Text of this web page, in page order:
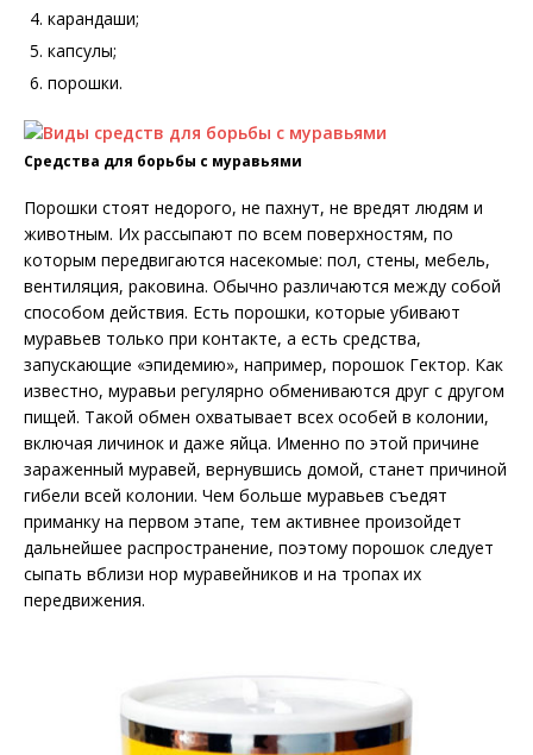
карандаши;
капсулы;
порошки.
Средства для борьбы с муравьями
Порошки стоят недорого, не пахнут, не вредят людям и
животным. Их рассыпают по всем поверхностям, по
которым передвигаются насекомые: пол, стены, мебель,
вентиляция, раковина. Обычно различаются между собой
способом действия. Есть порошки, которые убивают
муравьев только при контакте, а есть средства,
запускающие «эпидемию», например, порошок Гектор. Как
известно, муравьи регулярно обмениваются друг с другом
пищей. Такой обмен охватывает всех особей в колонии,
включая личинок и даже яйца. Именно по этой причине
зараженный муравей, вернувшись домой, станет причиной
гибели всей колонии. Чем больше муравьев съедят
приманку на первом этапе, тем активнее произойдет
дальнейшее распространение, поэтому порошок следует
сыпать вблизи нор муравейников и на тропах их
передвижения.